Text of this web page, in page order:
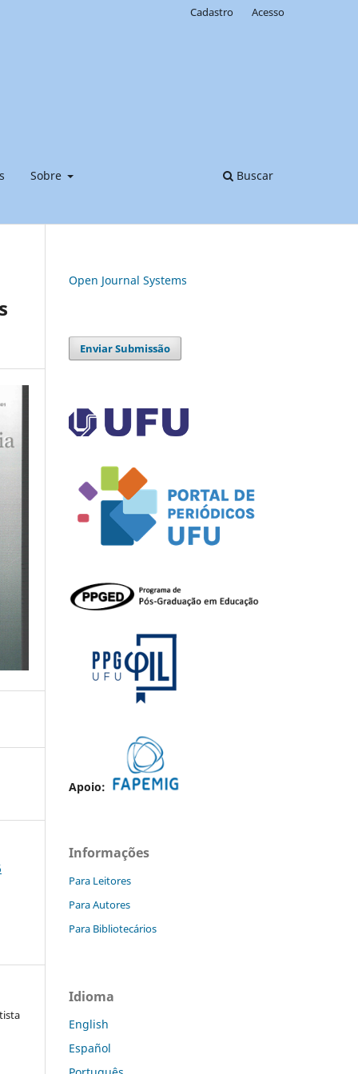
Sobre Buscar
Cadastro Acesso
Open Journal Systems
Enviar Submissão
Apoio:
Informações
Para Leitores
Para Autores
Para Bibliotecários
Idioma
English
Español